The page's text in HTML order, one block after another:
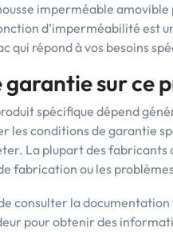
imperméable
d’imperméabilité est
qui répond à vos besoins
sur ce
spécifique dépend
les conditions de garantie
La plupart des
fabrication ou les
consulter la
pour obtenir des